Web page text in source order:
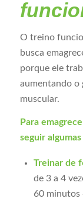
O treino
busca
porque ele
aumentando o
muscular.
Para
seguir algumas
Treinar de
de 3 a 4
60 minutos